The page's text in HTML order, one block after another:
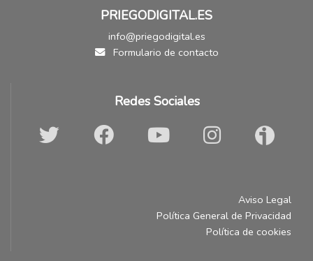
PRIEGODIGITAL.ES
info@priegodigital.es
Formulario de contacto
Redes Sociales
Aviso Legal
Política General de Privacidad
Política de cookies